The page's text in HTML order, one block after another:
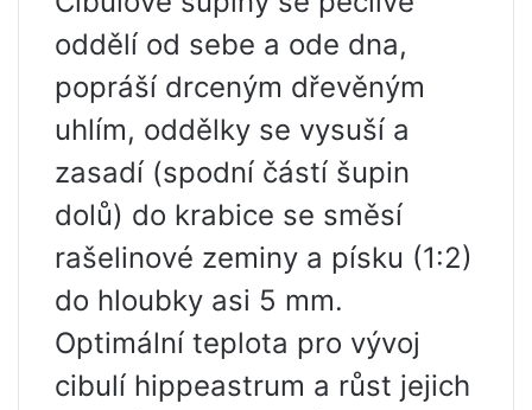
oddělí od sebe a ode dna,
popráší drceným dřevěným
uhlím, oddělky se vysuší a
zasadí (spodní částí šupin
dolů) do krabice se směsí
rašelinové zeminy a písku (1:2)
do hloubky asi 5 mm.
Optimální teplota pro vývoj
cibulí hippeastrum a růst jejich